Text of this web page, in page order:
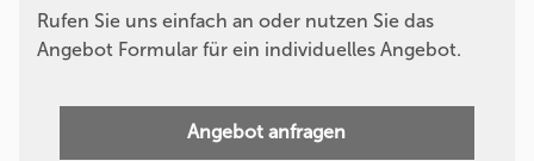
Rufen Sie uns einfach an oder nutzen Sie das
Angebot Formular für ein individuelles Angebot.
Angebot anfragen